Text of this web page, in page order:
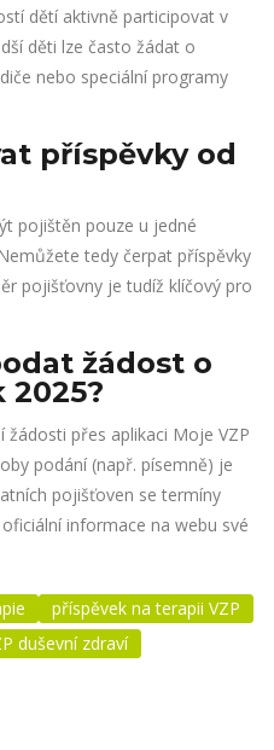
dětí aktivně participovat v
děti lze často žádat o
nebo speciální programy
příspěvky od
pojištěn pouze u jedné
tedy čerpat příspěvky
pojišťovny je tudíž klíčový pro
žádost o
2025?
žádosti přes aplikaci Moje VZP
podání (např. písemně) je
pojišťoven se termíny
informace na webu své
příspěvek na terapii VZP
duševní zdraví